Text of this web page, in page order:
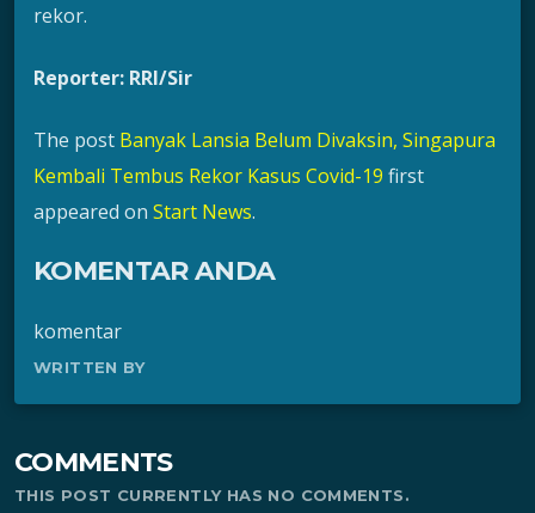
rekor.
Reporter: RRI/Sir
The post Banyak Lansia Belum Divaksin, Singapura
Kembali Tembus Rekor Kasus Covid-19 first
appeared on Start News.
KOMENTAR ANDA
komentar
WRITTEN BY
COMMENTS
THIS POST CURRENTLY HAS NO COMMENTS.